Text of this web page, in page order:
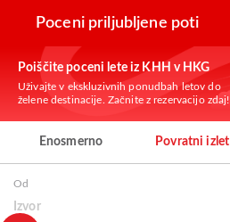
Poceni priljubljene poti
Poiščite poceni lete iz KHH v HKG
Uživajte v ekskluzivnih ponudbah letov do
želene destinacije. Začnite z rezervacijo zdaj!
Enosmerno Povratni izlet
Od
Izvor